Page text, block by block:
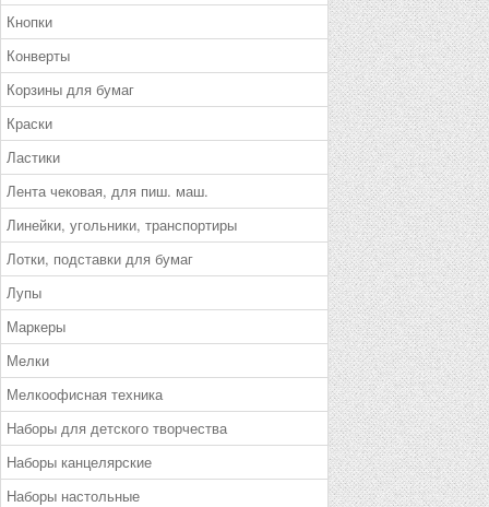
Кнопки
Конверты
Корзины для бумаг
Краски
Ластики
Лента чековая, для пиш. маш.
Линейки, угольники, транспортиры
Лотки, подставки для бумаг
Лупы
Маркеры
Мелки
Мелкоофисная техника
Наборы для детского творчества
Наборы канцелярские
Наборы настольные